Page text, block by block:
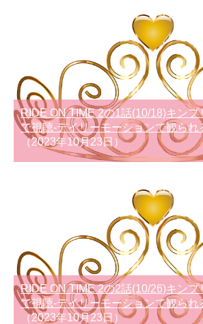
RIDE ON TIME 2の1話(10/18)キンプ
で視聴-デイリーモーションで観られ
（2023年10月23日）
RIDE ON TIME 2の2話(10/26)キンプ
で視聴-デイリーモーションで観られ
（2023年10月23日）